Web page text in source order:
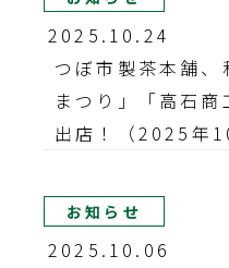
2025.10.24
つぼ市製茶本舗
まつり」「高石商
出店！（2025年
お知らせ
2025.10.06